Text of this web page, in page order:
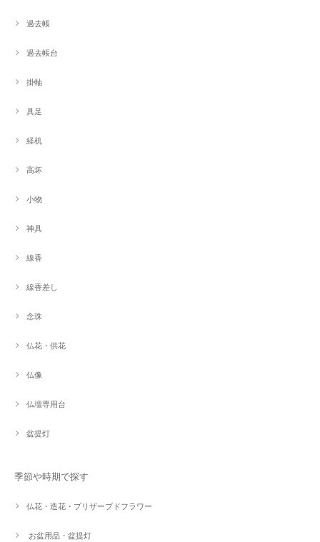
過去帳
過去帳台
掛軸
具足
経机
高坏
小物
神具
線香
線香差し
念珠
仏花・供花
仏像
仏壇専用台
盆提灯
季節や時期で探す
仏花・造花・プリザーブドフラワー
お盆用品・盆提灯